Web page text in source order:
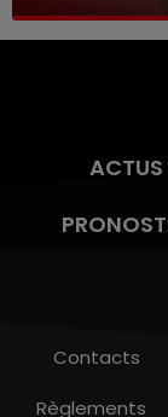
ACTUS
Contacts
Règlements